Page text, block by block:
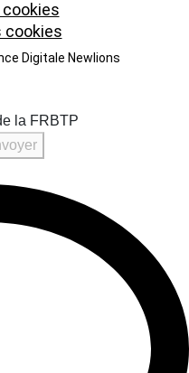
Digitale Newlions
cookies
la FRBTP